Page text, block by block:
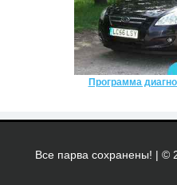
Программа
Все парва сохранены! | ©